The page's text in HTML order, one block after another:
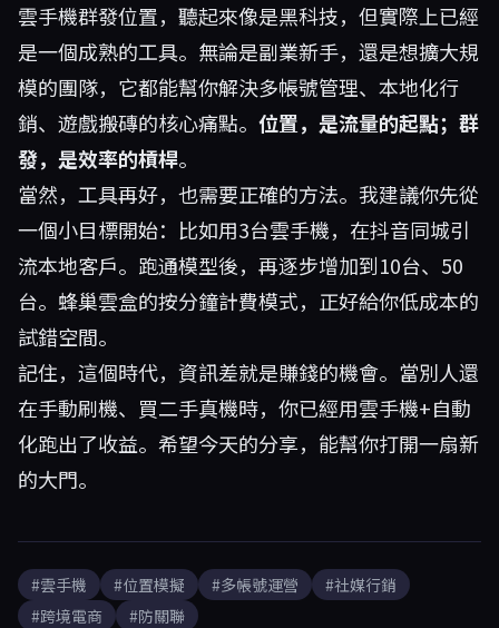
雲手機群發位置，聽起來像是黑科技，但實際上已經
是一個成熟的工具。無論是副業新手，還是想擴大規
模的團隊，它都能幫你解決多帳號管理、本地化行
銷、遊戲搬磚的核心痛點。 位置，是流量的起點；群
發，是效率的槓桿。
當然，工具再好，也需要正確的方法。我建議你先從
一個小目標開始：比如用3台雲手機，在抖音同城引
流本地客戶。跑通模型後，再逐步增加到10台、50
台。蜂巢雲盒的按分鐘計費模式，正好給你低成本的
試錯空間。
記住，這個時代，資訊差就是賺錢的機會。當別人還
在手動刷機、買二手真機時，你已經用雲手機+自動
化跑出了收益。希望今天的分享，能幫你打開一扇新
的大門。
#雲手機 #位置模擬 #多帳號運營
#社媒行銷
#跨境電商
#防關聯